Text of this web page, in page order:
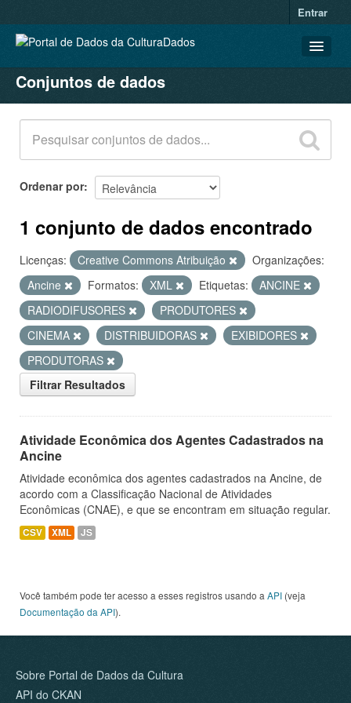
Entrar
CONJUNTOS DE DADOS
ORGANIZAÇÕES
GRUPOS
SOBRE
Conjuntos de dados
Ordenar por
1 conjunto de dados encontrado
Licenças: Creative Commons Atribuição
Organizações:
Ancine
Formatos: XML Etiquetas:
ANCINE
RADIODIFUSORES
PRODUTORES
CINEMA
DISTRIBUIDORAS
EXIBIDORES
PRODUTORAS
Filtrar Resultados
Atividade Econômica dos Agentes Cadastrados na
Ancine
Atividade econômica dos agentes cadastrados na Ancine, de
acordo com a Classificação Nacional de Atividades
Econômicas (CNAE), e que se encontram em situação regular.
CSV XML JS
Você também pode ter acesso a esses registros usando a API (veja
Documentação da API).
Sobre Portal de Dados da Cultura
API do CKAN